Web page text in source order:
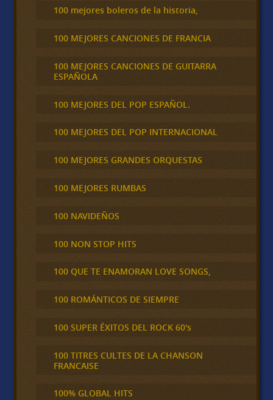
100 mejores boleros de la historia,
100 MEJORES CANCIONES DE FRANCIA
100 MEJORES CANCIONES DE GUITARRA
ESPAÑOLA
100 MEJORES DEL POP ESPAÑOL.
100 MEJORES DEL POP INTERNACIONAL
100 MEJORES GRANDES ORQUESTAS
100 MEJORES RUMBAS
100 NAVIDEÑOS
100 NON STOP HITS
100 QUE TE ENAMORAN LOVE SONGS,
100 ROMÁNTICOS DE SIEMPRE
100 SUPER ÉXITOS DEL ROCK 60's
100 TITRES CULTES DE LA CHANSON
FRANCAISE
100% GLOBAL HITS